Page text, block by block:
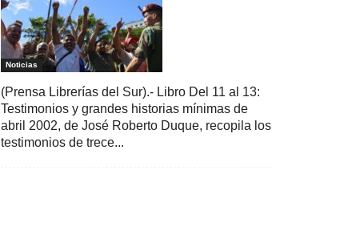
Noticias
(Prensa Librerías del Sur).- Libro Del 11 al 13:
Testimonios y grandes historias mínimas de
abril 2002, de José Roberto Duque, recopila los
testimonios de trece...